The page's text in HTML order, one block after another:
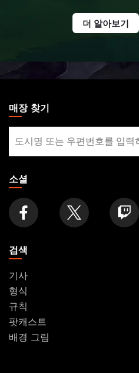
더 알아보기
THE
GATHERING
FOOTER
매장 찾기
장
찾
기
소셜
검색
기사
형식
규칙
팟캐스트
배경 그림